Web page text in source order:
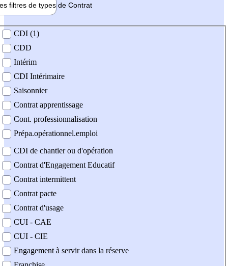
filtres de types de Contrat
contrat
CDI (1)
CDD
Intérim
CDI Intérimaire
Saisonnier
Contrat apprentissage
Cont. professionnalisation
Prépa.opérationnel.emploi
CDI de chantier ou d'opération
Contrat d'Engagement Educatif
Contrat intermittent
Contrat pacte
Contrat d'usage
CUI - CAE
CUI - CIE
Engagement à servir dans la réserve